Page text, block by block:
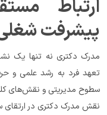
شغلی و
مدرک دکتری در ارتقای